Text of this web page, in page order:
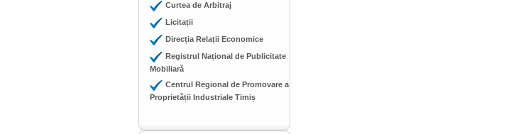
Curtea de Arbitraj
Licitații
Direcția Relații Economice
Registrul Național de Publicitate
Mobiliară
Centrul Regional de Promovare a
Proprietății Industriale Timiș